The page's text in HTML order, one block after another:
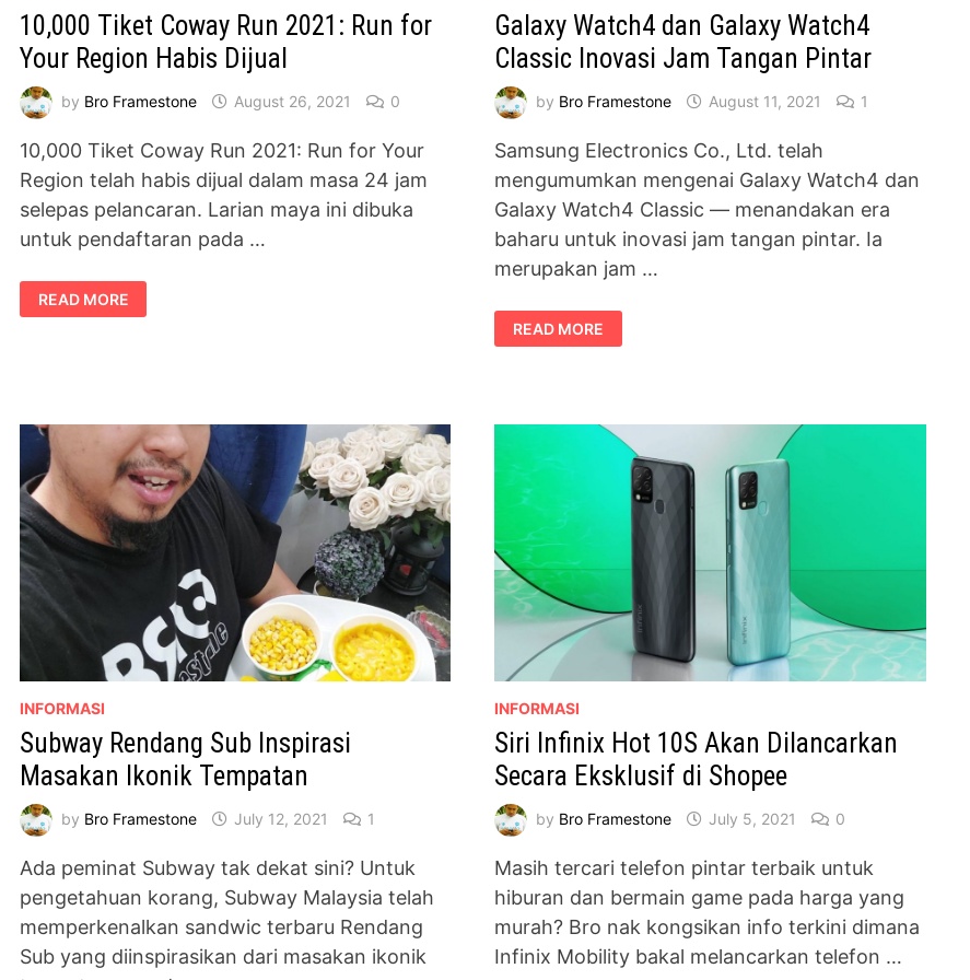
10,000 Tiket Coway Run 2021: Run for
Your Region Habis Dijual
by Bro Framestone August 26, 2021 0
10,000 Tiket Coway Run 2021: Run for Your
Region telah habis dijual dalam masa 24 jam
selepas pelancaran. Larian maya ini dibuka
untuk pendaftaran pada …
10,000
TIKET
COWAY
HABIS
DIJUAL
READ MORE
Galaxy Watch4 dan Galaxy Watch4
Classic Inovasi Jam Tangan Pintar
by Bro Framestone August 11, 2021 1
Samsung Electronics Co., Ltd. telah
mengumumkan mengenai Galaxy Watch4 dan
Galaxy Watch4 Classic — menandakan era
baharu untuk inovasi jam tangan pintar. Ia
merupakan jam …
GALAXY
WATCH4
DAN
JAM
PINTAR
READ MORE
INFORMASI
Subway Rendang Sub Inspirasi
Masakan Ikonik Tempatan
by Bro Framestone July 12, 2021 1
Ada peminat Subway tak dekat sini? Untuk
pengetahuan korang, Subway Malaysia telah
memperkenalkan sandwic terbaru Rendang
Sub yang diinspirasikan dari masakan ikonik
INFORMASI
Siri Infinix Hot 10S Akan Dilancarkan
Secara Eksklusif di Shopee
by Bro Framestone July 5, 2021 0
Masih tercari telefon pintar terbaik untuk
hiburan dan bermain game pada harga yang
murah? Bro nak kongsikan info terkini dimana
Infinix Mobility bakal melancarkan telefon …